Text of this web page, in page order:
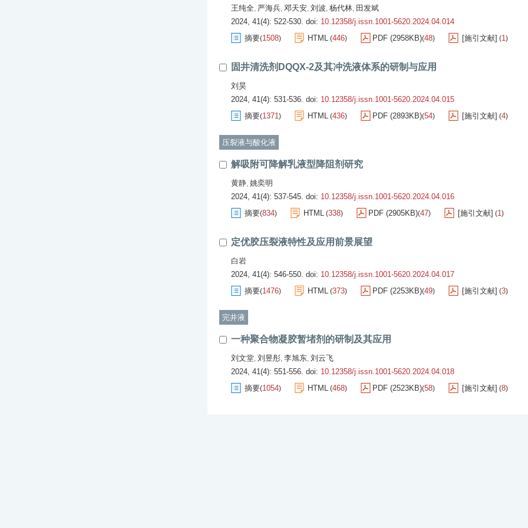
王纯全, 严海兵, 邓天安, 刘波, 杨代林, 田发斌
2024, 41(4): 522-530. doi: 10.12358/j.issn.1001-5620.2024.04.014
摘要(1508) HTML (446) PDF (2958KB)(48) [施引文献] (1)
固井清洗剂DQQX-2及其冲洗液体系的研制与应用
刘昊
2024, 41(4): 531-536. doi: 10.12358/j.issn.1001-5620.2024.04.015
摘要(1371) HTML (436) PDF (2893KB)(54) [施引文献] (4)
压裂液与酸化液
解吸附可降解乳液型降阻剂研究
黄静, 姚奕明
2024, 41(4): 537-545. doi: 10.12358/j.issn.1001-5620.2024.04.016
摘要(834) HTML (338) PDF (2905KB)(47) [施引文献] (1)
定优胶压裂液特性及应用前景展望
白岩
2024, 41(4): 546-550. doi: 10.12358/j.issn.1001-5620.2024.04.017
摘要(1476) HTML (373) PDF (2253KB)(49) [施引文献] (3)
完井液
一种聚合物凝胶暂堵剂的研制及其应用
刘文堂, 刘昱彤, 李旭东, 刘云飞
2024, 41(4): 551-556. doi: 10.12358/j.issn.1001-5620.2024.04.018
摘要(1054) HTML (468) PDF (2523KB)(58) [施引文献] (8)